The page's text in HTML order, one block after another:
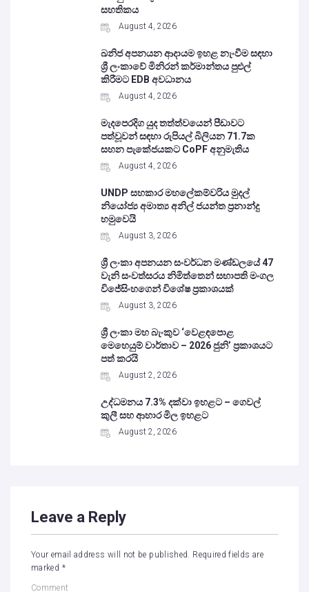
සහතිකය
August 4, 2026
ඛනිජ අපනයන ආදායම ඉහළ නැංවීම සඳහා
ශ්‍රී ලංකාවේ මිනිරන් කර්මාන්තය පුළුල්
කිරීමට EDB අවධානය
August 4, 2026
මැදපෙරදිග යුද තත්ත්වයෙන් පීඩාවට
පත්වූවන් සඳහා රුපියල් බිලියන 71.7ක
සහන පැකේජයකට CoPF අනුමැතිය
August 4, 2026
UNDP සහකාර මහලේකම්වරිය මුදල්
නියෝජ්‍ය අමාත්‍ය අනිල් ජයන්ත ප්‍රනාන්දු
හමුවෙයි
August 3, 2026
ශ්‍රී ලංකා අපනයන සංවර්ධන මණ්ඩලයේ 47
වැනි සංවත්සරය නිමිත්තෙන් සභාපති මංගල
විජේසිංහගෙන් විශේෂ ප්‍රකාශයක්
August 3, 2026
ශ්‍රී ලංකා මහ බැංකුව ‘වෙළඳපොළ
මෙහෙයුම් වාර්තාව – 2026 ජුනි’ ප්‍රකාශයට
පත් කරයි
August 2, 2026
උද්ධමනය 7.3% දක්වා ඉහළට – ගෙවල්
කුලී සහ ආහාර මිල ඉහළට
August 2, 2026
Leave a Reply
Your email address will not be published. Required fields are
marked *
Comment